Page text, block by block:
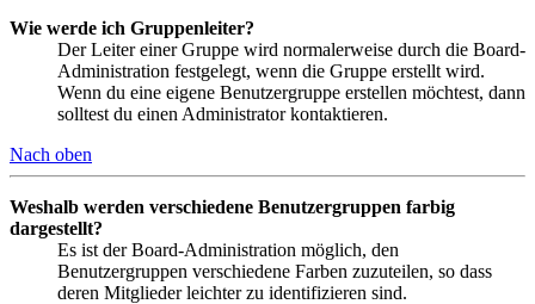
Wie werde ich Gruppenleiter?
Der Leiter einer Gruppe wird normalerweise durch die Board-
Administration festgelegt, wenn die Gruppe erstellt wird.
Wenn du eine eigene Benutzergruppe erstellen möchtest, dann
solltest du einen Administrator kontaktieren.
Nach oben
Weshalb werden verschiedene Benutzergruppen farbig
dargestellt?
Es ist der Board-Administration möglich, den
Benutzergruppen verschiedene Farben zuzuteilen, so dass
deren Mitglieder leichter zu identifizieren sind.